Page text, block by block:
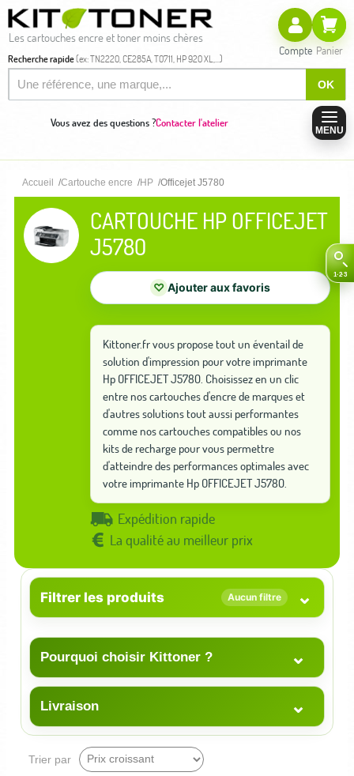
Les cartouches encre et toner moins chères
Recherche rapide(ex: TN2220, CE285A, T0711, HP 920 XL,...)
OK
Compte Panier
Vous avez des questions ?Contacter l'atelier
MENU
Accueil Cartouche encre HP Officejet J5780
CARTOUCHE HP OFFICEJET
J5780
♡ Ajouter aux favoris
Kittoner.fr vous propose tout un éventail de
solution d'impression pour votre imprimante
Hp OFFICEJET J5780. Choisissez en un clic
entre nos cartouches d'encre de marques et
d'autres solutions tout aussi performantes
comme nos cartouches compatibles ou nos
kits de recharge pour vous permettre
d'atteindre des performances optimales avec
votre imprimante Hp OFFICEJET J5780.
Expédition rapide
La qualité au meilleur prix
Filtrer les produits Aucun filtre ⌄
Pourquoi choisir Kittoner ? ⌄
Livraison ⌄
Trier par